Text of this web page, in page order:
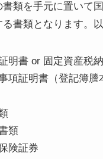
類を手元に置いて
書類となります。
明書 or 固定資産税
項証明書（登記簿謄
類
険証券